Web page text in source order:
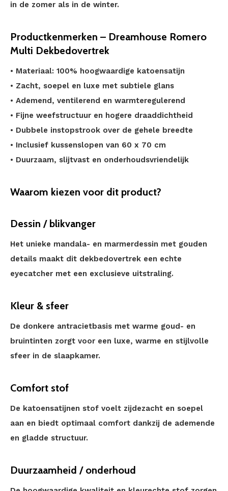
in de zomer als in de winter.
Productkenmerken – Dreamhouse Romero
Multi Dekbedovertrek
• Materiaal: 100% hoogwaardige katoensatijn
• Zacht, soepel en luxe met subtiele glans
• Ademend, ventilerend en warmteregulerend
• Fijne weefstructuur en hogere draaddichtheid
• Dubbele instopstrook over de gehele breedte
• Inclusief kussenslopen van 60 x 70 cm
• Duurzaam, slijtvast en onderhoudsvriendelijk
Waarom kiezen voor dit product?
Dessin / blikvanger
Het unieke mandala- en marmerdessin met gouden
details maakt dit dekbedovertrek een echte
eyecatcher met een exclusieve uitstraling.
Kleur & sfeer
De donkere antracietbasis met warme goud- en
bruintinten zorgt voor een luxe, warme en stijlvolle
sfeer in de slaapkamer.
Comfort stof
De katoensatijnen stof voelt zijdezacht en soepel
aan en biedt optimaal comfort dankzij de ademende
en gladde structuur.
Duurzaamheid / onderhoud